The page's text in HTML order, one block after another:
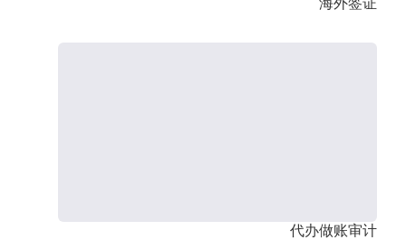
海外签证
代办做账审计